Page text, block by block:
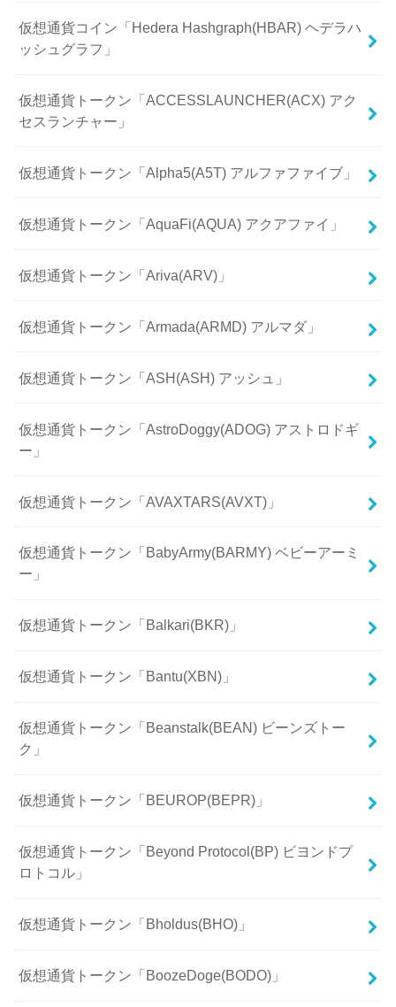
仮想通貨コイン「Hedera Hashgraph(HBAR) ヘデラハ
ッシュグラフ」
仮想通貨トークン「ACCESSLAUNCHER(ACX) アク
セスランチャー」
仮想通貨トークン「Alpha5(A5T) アルファファイブ」
仮想通貨トークン「AquaFi(AQUA) アクアファイ」
仮想通貨トークン「Ariva(ARV)」
仮想通貨トークン「Armada(ARMD) アルマダ」
仮想通貨トークン「ASH(ASH) アッシュ」
仮想通貨トークン「AstroDoggy(ADOG) アストロドギ
ー」
仮想通貨トークン「AVAXTARS(AVXT)」
仮想通貨トークン「BabyArmy(BARMY) ベビーアーミ
ー」
仮想通貨トークン「Balkari(BKR)」
仮想通貨トークン「Bantu(XBN)」
仮想通貨トークン「Beanstalk(BEAN) ビーンズトー
ク」
仮想通貨トークン「BEUROP(BEPR)」
仮想通貨トークン「Beyond Protocol(BP) ビヨンドプ
ロトコル」
仮想通貨トークン「Bholdus(BHO)」
仮想通貨トークン「BoozeDoge(BODO)」